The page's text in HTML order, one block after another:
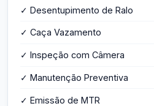
✓ Desentupimento de Ralo
✓ Caça Vazamento
✓ Inspeção com Câmera
✓ Manutenção Preventiva
✓ Emissão de MTR